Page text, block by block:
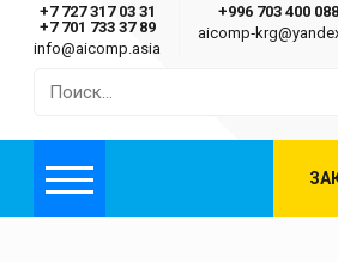
Asia International Company
+7 727 317 03 31
+7 701 733 37 89
info@aicomp.asia
+996 703 400 088
Меню